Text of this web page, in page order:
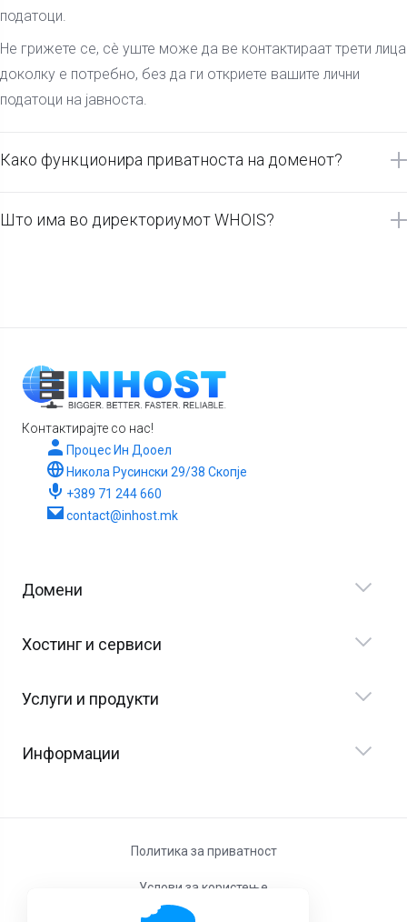
податоци.
Не грижете се, сè уште може да ве контактираат трети лица
доколку е потребно, без да ги откриете вашите лични
податоци на јавноста.
Како функционира приватноста на доменот?
Што има во директориумот WHOIS?
Контактирајте со нас!
Процес Ин Дооел
Никола Русински 29/38 Скопје
+389 71 244 660
contact@inhost.mk
Домени
Хостинг и сервиси
Услуги и продукти
Информации
Политика за приватност
Услови за користење